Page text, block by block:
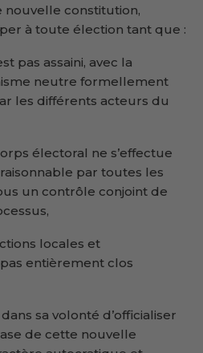
nouvelle constitution,
à toute élection tant que :
pas assaini, avec la
neutre formellement
les différents acteurs du
électoral ne s’effectue
par toutes les
un contrôle conjoint de
locales et
entièrement clos
sa volonté d’officialiser
de cette nouvelle